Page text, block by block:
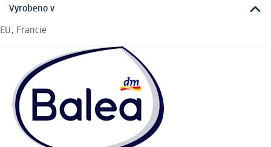
Vyrobeno v
EU, Francie